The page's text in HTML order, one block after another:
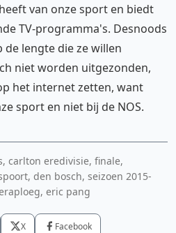
van onze sport en biedt
TV-programma's. Desnoods
lengte die ze willen
niet worden uitgezonden,
het internet zetten, want
sport en niet bij de NOS.
carlton eredivisie, finale,
den bosch, seizoen 2015-
eric pang
X Facebook